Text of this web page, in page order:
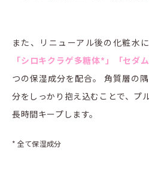
また、リニューアル後の化粧水に
「シロキクラゲ多糖体*」「セダ
つの保湿成分を配合。 角質層の
分をしっかり抱え込むことで、プ
長時間キープします。
* 全て保湿成分